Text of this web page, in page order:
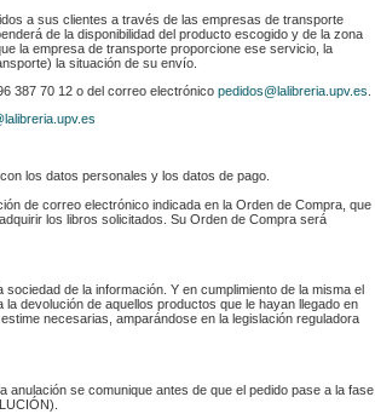
a sus clientes a través de las empresas de transporte
de la disponibilidad del producto escogido y de la zona
la empresa de transporte proporcione ese servicio, la
la situación de su envío.
387 70 12 o del correo electrónico pedidos@lalibreria.upv.es
los datos personales y los datos de pago.
de correo electrónico indicada en la Orden de Compra, que
los libros solicitados. Su Orden de Compra será
de la información. Y en cumplimiento de la misma el
devolución de aquellos productos que le hayan llegado en
necesarias, amparándose en la legislación reguladora
anulación se comunique antes de que el pedido pase a la fase